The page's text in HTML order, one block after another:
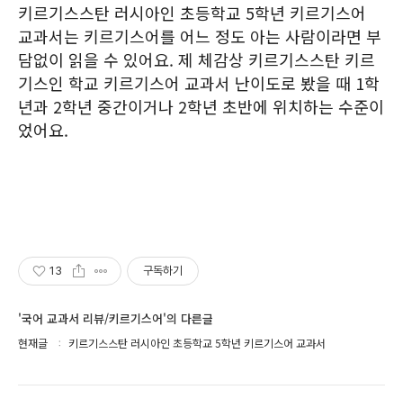
키르기스스탄 러시아인 초등학교 5학년 키르기스어
교과서는 키르기스어를 어느 정도 아는 사람이라면 부
담없이 읽을 수 있어요. 제 체감상 키르기스스탄 키르
기스인 학교 키르기스어 교과서 난이도로 봤을 때 1학
년과 2학년 중간이거나 2학년 초반에 위치하는 수준이
었어요.
13 구독하기
'국어 교과서 리뷰/키르기스어'의 다른글
현재글 키르기스스탄 러시아인 초등학교 5학년 키르기스어 교과서